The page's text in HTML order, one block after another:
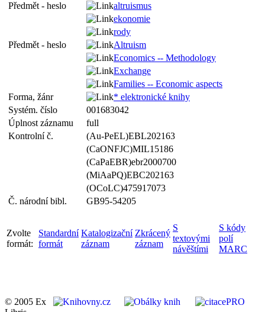
Předmět - heslo
altruismus
ekonomie
rody
Předmět - heslo
Altruism
Economics -- Methodology
Exchange
Families -- Economic aspects
Forma, žánr
* elektronické knihy
Systém. číslo
001683042
Úplnost záznamu
full
Kontrolní č.
(Au-PeEL)EBL202163
(CaONFJC)MIL15186
(CaPaEBR)ebr2000700
(MiAaPQ)EBC202163
(OCoLC)475917073
Č. národní bibl.
GB95-54205
Zvolte
formát:
Standardní
formát
Katalogizační
záznam
Zkrácený
záznam
S
textovými
návěštími
S kódy
polí
MARC
© 2005 Ex